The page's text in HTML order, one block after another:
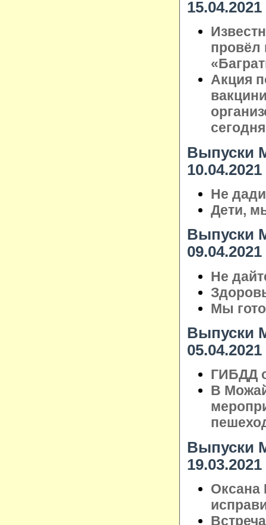
15.04.2021
провёл
Акция
Выпуски
10.04.2021
Не
Дети,
Выпуски
09.04.2021
Не
Мы
Выпуски
05.04.2021
ГИБДД
В
Выпуски
19.03.2021
Оксана